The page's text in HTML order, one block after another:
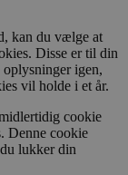
kan du vælge at
Disse er til din
igen,
vil holde i et år.
cookie
Denne cookie
lukker din